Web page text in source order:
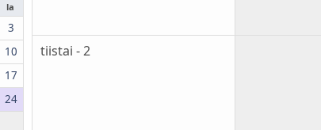
la
3
10
17
24
tiistai - 2